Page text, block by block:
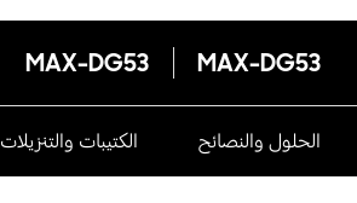
MAX-DG53
MAX-DG53
الحلول والنصائح الكتيبات والتنزيلات